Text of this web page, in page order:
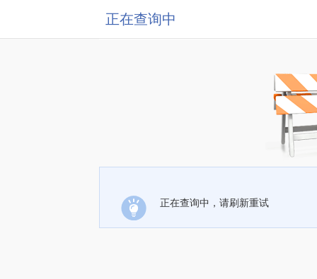
正在查询中
正在查询中，请刷新重试